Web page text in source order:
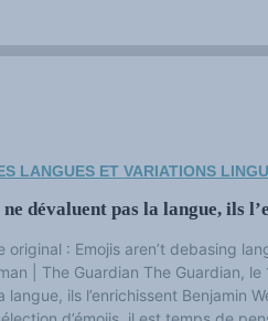
LANGUES ET VARIATIONS
dévaluent pas la langue, ils
original : Emojis aren’t debasing
| The Guardian The Guardian,
langue, ils l’enrichissent Benjamin